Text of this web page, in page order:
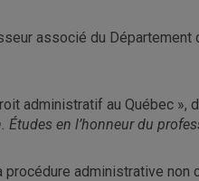
associé du
administratif au Québec »,
Études en l’honneur du
procédure administrative